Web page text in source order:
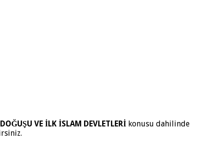
VE İLK İSLAM DEVLETLERİ konusu dahilinde